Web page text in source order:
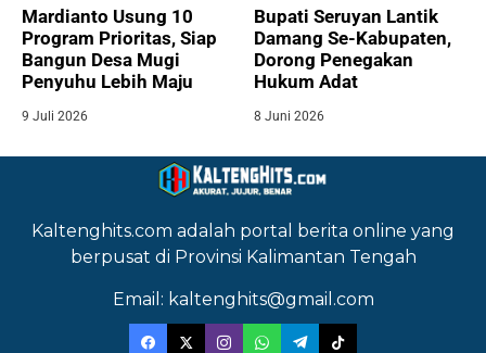
Mardianto Usung 10
Program Prioritas, Siap
Bangun Desa Mugi
Penyuhu Lebih Maju
9 Juli 2026
Bupati Seruyan Lantik
Damang Se-Kabupaten,
Dorong Penegakan
Hukum Adat
8 Juni 2026
Kaltenghits.com adalah portal berita online yang
berpusat di Provinsi Kalimantan Tengah
Email: kaltenghits@gmail.com